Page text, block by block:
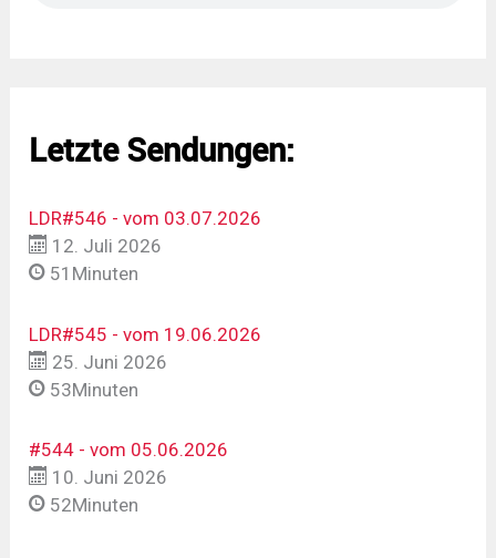
Letzte Sendungen:
LDR#546 - vom 03.07.2026
12. Juli 2026
51Minuten
LDR#545 - vom 19.06.2026
25. Juni 2026
53Minuten
#544 - vom 05.06.2026
10. Juni 2026
52Minuten